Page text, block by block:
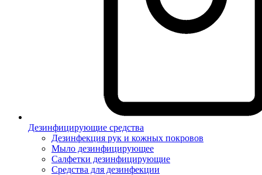
Дезинфицирующие средства
Дезинфекция рук и кожных покровов
Мыло дезинфицирующее
Салфетки дезинфицирующие
Средства для дезинфекции